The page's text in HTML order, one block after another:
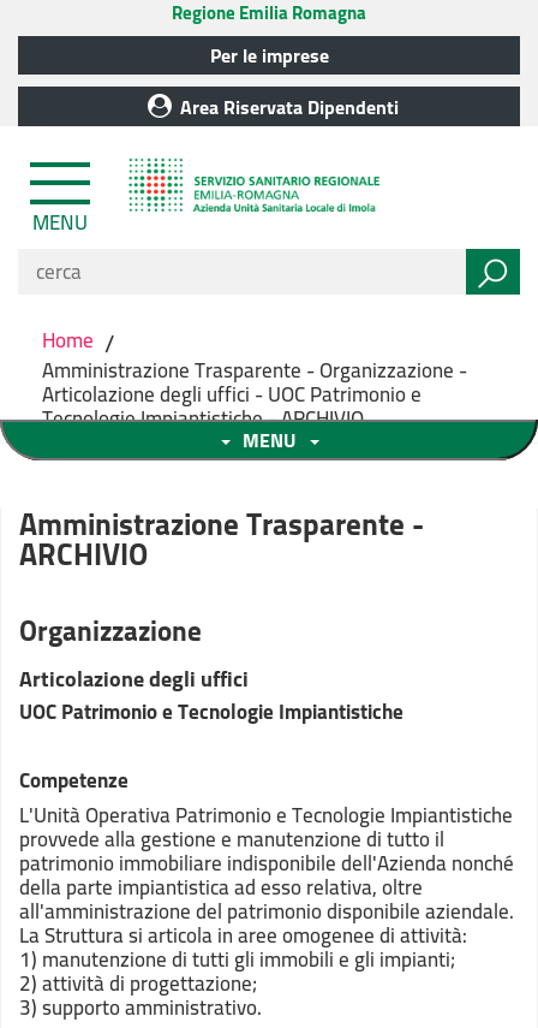
Regione Emilia Romagna
Per le imprese
Area Riservata Dipendenti
MENU
Home /
Amministrazione Trasparente - Organizzazione -
Articolazione degli uffici - UOC Patrimonio e
Tecnologie Impiantistiche - ARCHIVIO
MENU
Amministrazione Trasparente -
ARCHIVIO
Organizzazione
Articolazione degli uffici
UOC Patrimonio e Tecnologie Impiantistiche
Competenze
L'Unità Operativa Patrimonio e Tecnologie Impiantistiche
provvede alla gestione e manutenzione di tutto il
patrimonio immobiliare indisponibile dell'Azienda nonché
della parte impiantistica ad esso relativa, oltre
all'amministrazione del patrimonio disponibile aziendale.
La Struttura si articola in aree omogenee di attività:
1) manutenzione di tutti gli immobili e gli impianti;
2) attività di progettazione;
3) supporto amministrativo.